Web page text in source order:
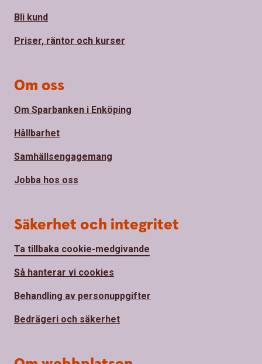
Bli kund
Priser, räntor och kurser
Om oss
Om Sparbanken i Enköping
Hållbarhet
Samhällsengagemang
Jobba hos oss
Säkerhet och integritet
Ta tillbaka cookie-medgivande
Så hanterar vi cookies
Behandling av personuppgifter
Bedrägeri och säkerhet